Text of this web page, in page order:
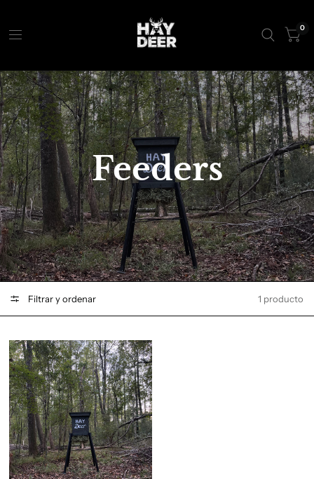
0
Feeders
Filtrar y ordenar 1 producto